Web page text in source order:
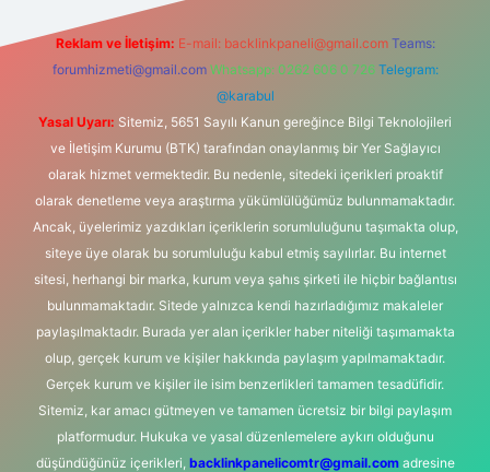
Reklam ve İletişim: E-mail: backlinkpaneli@gmail.com Teams:
forumhizmeti@gmail.com Whatsapp: 0262 606 0 726 Telegram:
@karabul
Yasal Uyarı: Sitemiz, 5651 Sayılı Kanun gereğince Bilgi Teknolojileri
ve İletişim Kurumu (BTK) tarafından onaylanmış bir Yer Sağlayıcı
olarak hizmet vermektedir. Bu nedenle, sitedeki içerikleri proaktif
olarak denetleme veya araştırma yükümlülüğümüz bulunmamaktadır.
Ancak, üyelerimiz yazdıkları içeriklerin sorumluluğunu taşımakta olup,
siteye üye olarak bu sorumluluğu kabul etmiş sayılırlar. Bu internet
sitesi, herhangi bir marka, kurum veya şahıs şirketi ile hiçbir bağlantısı
bulunmamaktadır. Sitede yalnızca kendi hazırladığımız makaleler
paylaşılmaktadır. Burada yer alan içerikler haber niteliği taşımamakta
olup, gerçek kurum ve kişiler hakkında paylaşım yapılmamaktadır.
Gerçek kurum ve kişiler ile isim benzerlikleri tamamen tesadüfidir.
Sitemiz, kar amacı gütmeyen ve tamamen ücretsiz bir bilgi paylaşım
platformudur. Hukuka ve yasal düzenlemelere aykırı olduğunu
düşündüğünüz içerikleri, backlinkpanelicomtr@gmail.comadresine